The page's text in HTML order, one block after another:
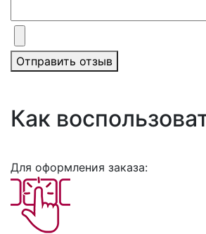
Отправить отзыв
Как
Для оформления заказа: